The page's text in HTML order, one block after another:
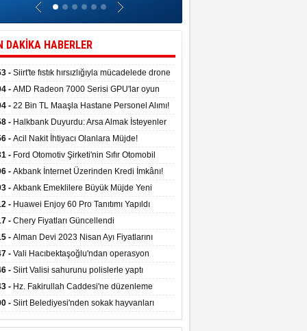
DAKİKA HABERLER
- Siirt'te fıstık hırsızlığıyla mücadelede drone
- AMD Radeon 7000 Serisi GPU'lar oyun
fırtınalar estirdi
- 22 Bin TL Maaşla Hastane Personel Alımı!
Şartı, Mülakat Yok! İş Arayanlar İçin…
- Halkbank Duyurdu: Arsa Almak İsteyenler
Edin!
- Acil Nakit İhtiyacı Olanlara Müjde!
Kredi Faiz Oranları Açıklandı! Uzun
Düşük Faizle Ödeme İmkânı!
- Ford Otomotiv Şirketi'nin Sıfır Otomobil
Avantajlı Fiyatlar ve Takas İmkânı!
- Akbank İnternet Üzerinden Kredi İmkânı!
- Akbank Emeklilere Büyük Müjde Yeni
Sizi Bekliyor!
- Huawei Enjoy 60 Pro Tanıtımı Yapıldı
- Chery Fiyatları Güncellendi
- Alman Devi 2023 Nisan Ayı Fiyatlarını
- Vali Hacıbektaşoğlu'ndan operasyon
inceleme
- Siirt Valisi sahurunu polislerle yaptı
- Hz. Fakirullah Caddesi'ne düzenleme
- Siirt Belediyesi'nden sokak hayvanları